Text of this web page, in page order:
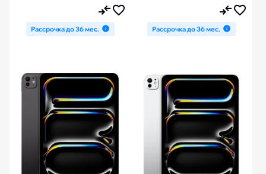
Рассрочка до 36 мес. Рассрочка до 36 мес.